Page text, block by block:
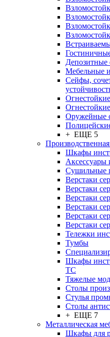
Мебельные
Сейфы,
Оружейные
+ ЕЩЕ 5
Шкафы
Аксессуары
Cушильные
Верстаки
Верстаки
Верстаки
Верстаки
Верстаки
Верстаки
Тележки
Тумбы
Шкафы
TC
Тяжелые
Столы
Стулья
Столы
+ ЕЩЕ 7
Металлическая
Шкафы для